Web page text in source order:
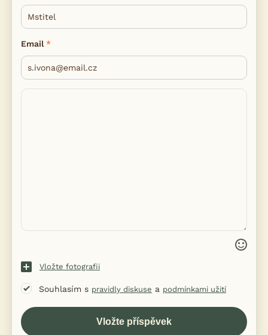
Email
Vložte fotografii
Souhlasím s pravidly diskuse a podmínkami užití